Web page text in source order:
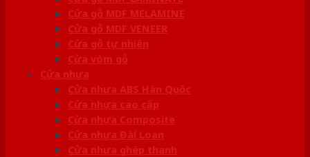
Cửa gỗ MDF MELAMINE
Cửa gỗ MDF VENEER
Cửa gỗ tự nhiên
Cửa vòm gỗ
Cửa nhựa
Cửa nhựa ABS Hàn Quốc
Cửa nhựa cao cấp
Cửa nhựa Composite
Cửa nhựa Đài Loan
Cửa nhựa ghép thanh